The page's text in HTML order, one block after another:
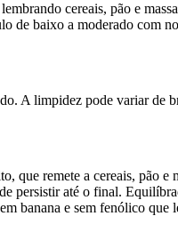
cereais, pão e
de baixo a moderado com
A limpidez pode variar de
que remete a cereais, pão
persistir até o final.
banana e sem fenólico que